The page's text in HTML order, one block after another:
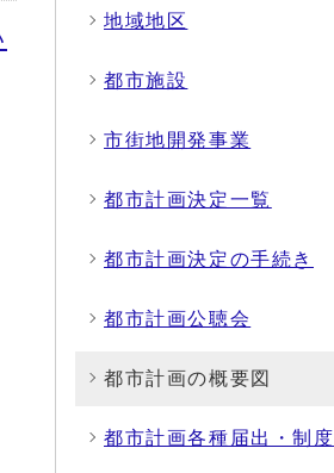
地域地区
都市施設
市街地開発事業
都市計画決定一覧
都市計画決定の手続き
都市計画公聴会
都市計画の概要図
都市計画各種届出・制度